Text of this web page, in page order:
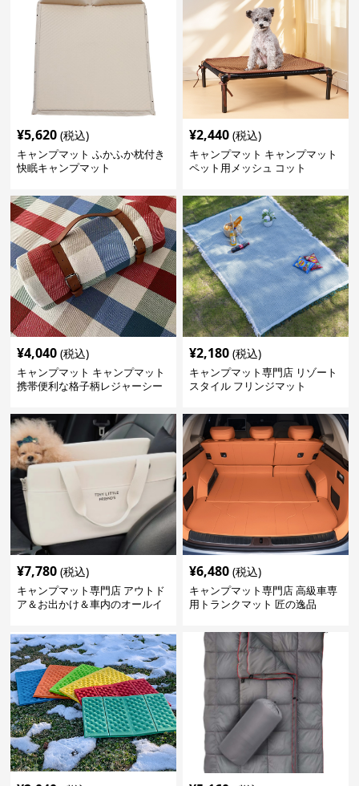
¥5,620 (税込)
キャンプマット ふかふか枕付き
快眠キャンプマット
¥2,440 (税込)
キャンプマット キャンプマット
ペット用メッシュ コット
¥4,040 (税込)
キャンプマット キャンプマット
携帯便利な格子柄レジャーシー
¥2,180 (税込)
キャンプマット専門店 リゾート
スタイル フリンジマット
¥7,780 (税込)
キャンプマット専門店 アウトド
ア＆お出かけ＆車内のオールイ
¥6,480 (税込)
キャンプマット専門店 高級車専
用トランクマット 匠の逸品